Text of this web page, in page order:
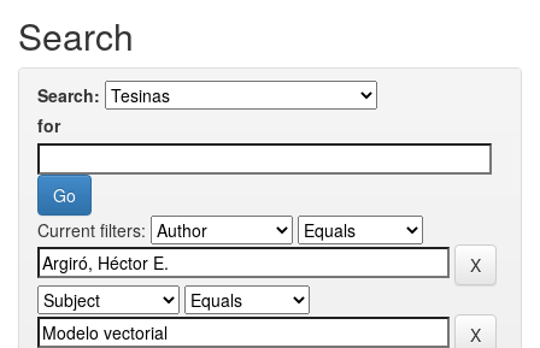
Search
Search:
for
Current filters: